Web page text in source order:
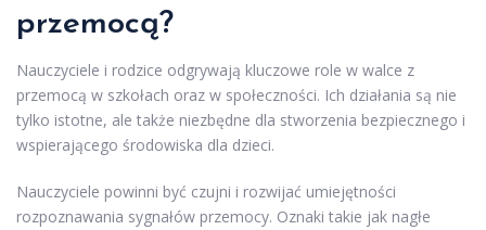
przemocą?
Nauczyciele i rodzice odgrywają kluczowe role w walce z
przemocą w szkołach oraz w społeczności. Ich działania są nie
tylko istotne, ale także niezbędne dla stworzenia bezpiecznego i
wspierającego środowiska dla dzieci.
Nauczyciele powinni być czujni i rozwijać umiejętności
rozpoznawania sygnałów przemocy. Oznaki takie jak nagłe